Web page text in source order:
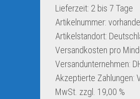
Lieferzeit: 2 bis 7 Tage
Artikelnummer:
Artikelstandort:
Versandkosten pro
Versandunternehmen:
Akzeptierte Zahlungen:
MwSt. zzgl. 19,00 %